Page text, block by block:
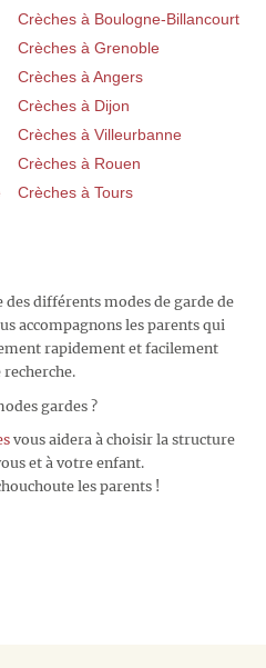
Crèches à Boulogne-Billancourt
Crèches à Grenoble
Crèches à Angers
Crèches à Dijon
Crèches à Villeurbanne
Crèches à Rouen
Crèches à Tours
différents modes de garde de
accompagnons les parents qui
rapidement et facilement
gardes ?
vous aidera à choisir la structure
et à votre enfant.
les parents !